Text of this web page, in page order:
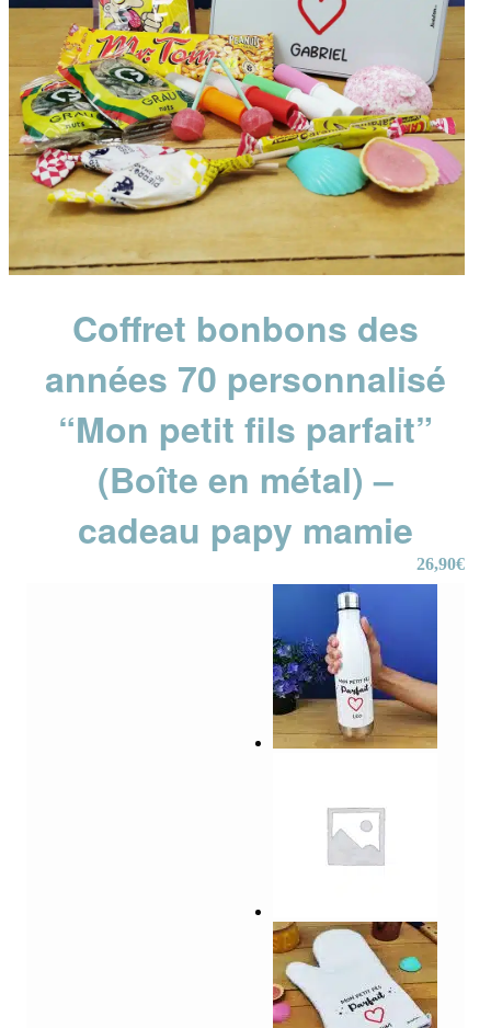
Coffret bonbons des
années 70 personnalisé
“Mon petit fils parfait”
(Boîte en métal) –
cadeau papy mamie
26,90€